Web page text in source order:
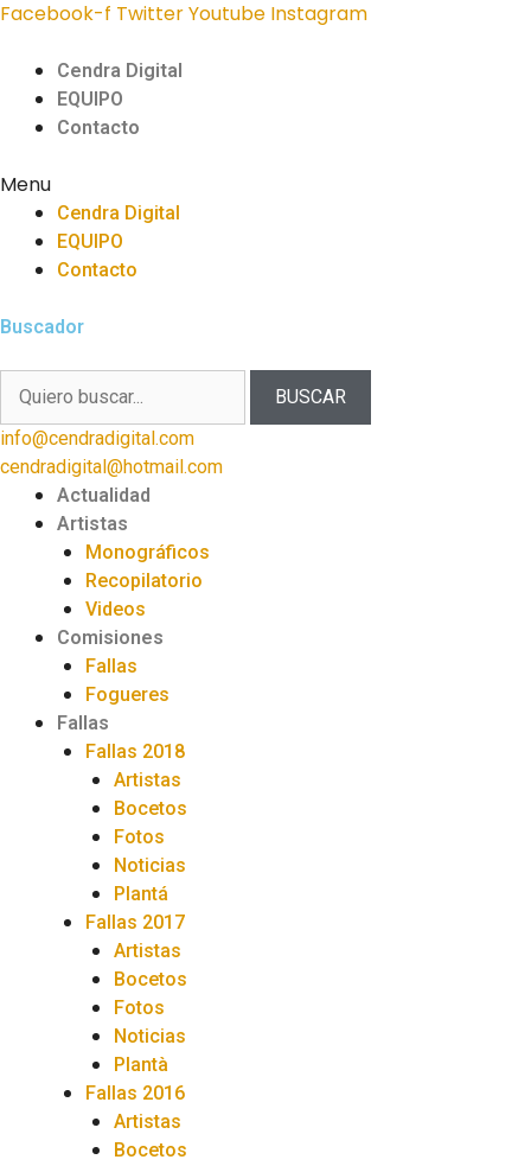
Facebook-f TwitterYoutube Instagram
Cendra Digital
EQUIPO
Contacto
Menu
Cendra Digital
EQUIPO
Contacto
Buscador
BUSCAR
info@cendradigital.com
cendradigital@hotmail.com
Actualidad
Artistas
Monográficos
Recopilatorio
Videos
Comisiones
Fallas
Fogueres
Fallas
Fallas 2018
Artistas
Bocetos
Fotos
Noticias
Plantá
Fallas 2017
Artistas
Bocetos
Fotos
Noticias
Plantà
Fallas 2016
Artistas
Bocetos